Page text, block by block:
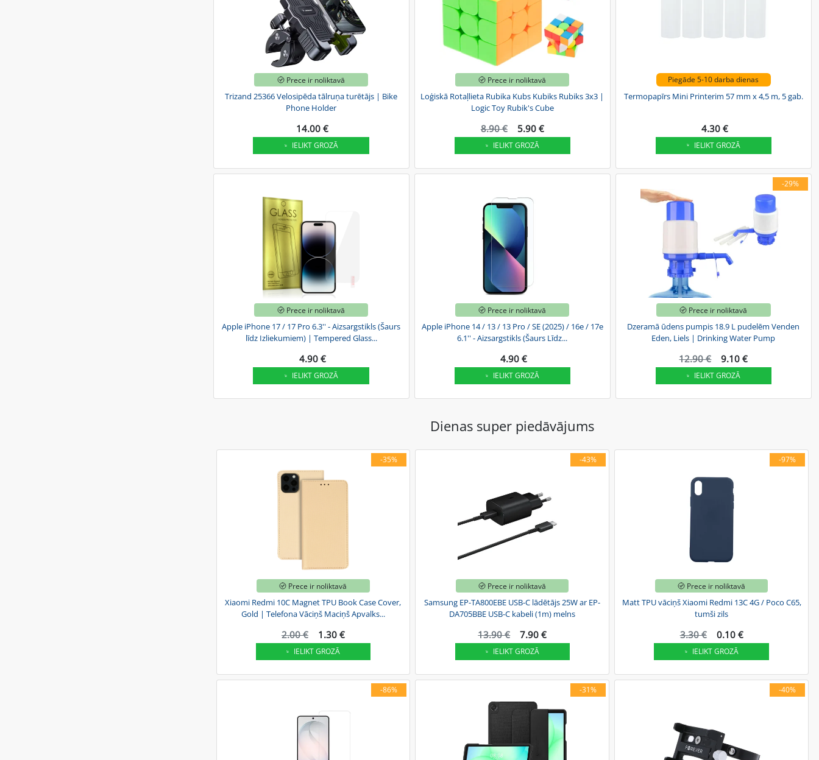
Prece ir noliktavā
Trizand 25366 Velosipēda tālruņa turētājs | Bike
Phone Holder
14.00 €
IELIKT GROZĀ
Prece ir noliktavā
Loģiskā Rotaļlieta Rubika Kubs Kubiks Rubiks 3x3 |
Logic Toy Rubik's Cube
8.90 € 5.90 €
IELIKT GROZĀ
Piegāde 5-10 darba dienas
Termopapīrs Mini Printerim 57 mm x 4,5 m, 5 gab.
4.30 €
IELIKT GROZĀ
Prece ir noliktavā
Apple iPhone 17 / 17 Pro 6.3'' - Aizsargstikls (Šaurs
līdz Izliekumiem) | Tempered Glass...
4.90 €
IELIKT GROZĀ
Prece ir noliktavā
Apple iPhone 14 / 13 / 13 Pro / SE (2025) / 16e / 17e
6.1'' - Aizsargstikls (Šaurs Līdz...
4.90 €
IELIKT GROZĀ
-29%
Prece ir noliktavā
Dzeramā ūdens pumpis 18.9 L pudelēm Venden
Eden, Liels | Drinking Water Pump
12.90 € 9.10 €
IELIKT GROZĀ
Dienas super piedāvājums
-35%
Prece ir noliktavā
Xiaomi Redmi 10C Magnet TPU Book Case Cover,
Gold | Telefona Vāciņš Maciņš Apvalks...
2.00 € 1.30 €
IELIKT GROZĀ
-43%
Prece ir noliktavā
Samsung EP-TA800EBE USB-C lādētājs 25W ar EP-
DA705BBE USB-C kabeli (1m) melns
13.90 € 7.90 €
IELIKT GROZĀ
-97%
Prece ir noliktavā
Matt TPU vāciņš Xiaomi Redmi 13C 4G / Poco C65,
tumši zils
3.30 € 0.10 €
IELIKT GROZĀ
-86% -31% -40%